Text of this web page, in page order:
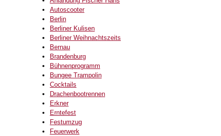
Autoscooter
Berlin
Berliner Kulisen
Berliner Weihnachtszeits
Bernau
Brandenburg
Bühnenprogramm
Bungee Trampolin
Cocktails
Drachenbootrennen
Erkner
Erntefest
Festumzug
Feuerwerk